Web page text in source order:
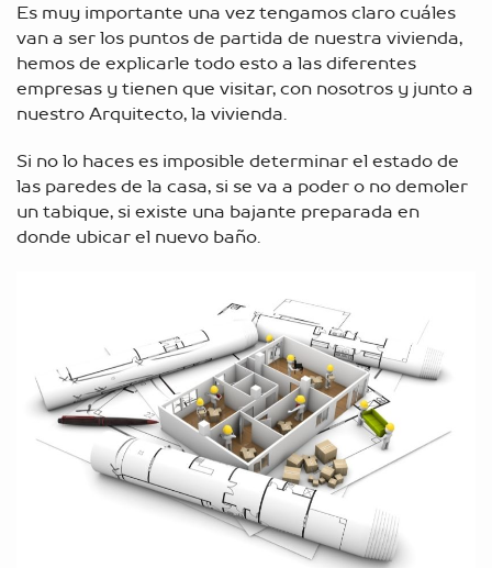
Es muy importante una vez tengamos claro cuáles
van a ser los puntos de partida de nuestra vivienda,
hemos de explicarle todo esto a las diferentes
empresas y tienen que visitar, con nosotros y junto a
nuestro Arquitecto, la vivienda.
Si no lo haces es imposible determinar el estado de
las paredes de la casa, si se va a poder o no demoler
un tabique, si existe una bajante preparada en
donde ubicar el nuevo baño.